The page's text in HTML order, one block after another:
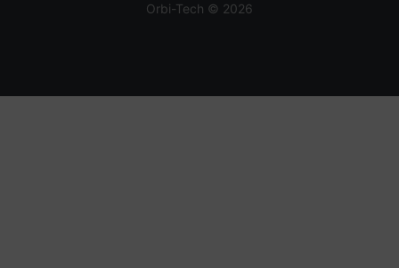
Orbi-Tech © 2026